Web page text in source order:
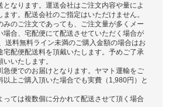
なります。運送会社はご注文内容や量によ
ます。配送会社のご指定はいただけません。
のご注文であっても、ご注文量が多くメー
場合、宅配便にて配送させていただく場合が
送料無料ライン未満のご購入金額の場合はお
宅配便配送料を頂戴いたします。予めご了承
いたします。
便でのお届けとなります。ヤマト運輸をご
以上ご購入頂いた場合でも実費（1,980円）と
ては複数個に分かれて配送させて頂く場合